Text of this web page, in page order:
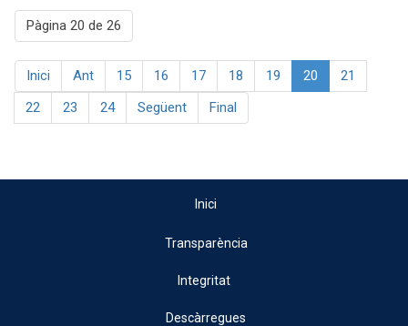
Pàgina 20 de 26
Inici Ant 15 16 17 18 19 20
21
22
23 24 Següent Final
Inici
Transparència
Integritat
Descàrregues